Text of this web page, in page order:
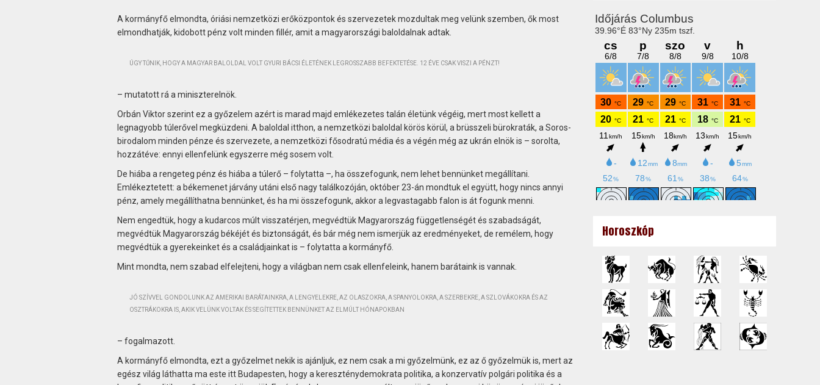
A kormányfő elmondta, óriási nemzetközi erőközpontok és szervezetek mozdultak meg velünk szemben, ők most
elmondhatják, kidobott pénz volt minden fillér, amit a magyarországi baloldalnak adtak.
ÚGY TŰNIK, HOGY A MAGYAR BALOLDAL VOLT GYURI BÁCSI ÉLETÉNEK LEGROSSZABB BEFEKTETÉSE. 12 ÉVE CSAK VISZI A PÉNZT!
– mutatott rá a miniszterelnök.
Orbán Viktor szerint ez a győzelem azért is marad majd emlékezetes talán életünk végéig, mert most kellett a
legnagyobb túlerővel megküzdeni. A baloldal itthon, a nemzetközi baloldal körös körül, a brüsszeli bürokraták, a Soros-
birodalom minden pénze és szervezete, a nemzetközi fősodratú média és a végén még az ukrán elnök is – sorolta,
hozzátéve: ennyi ellenfelünk egyszerre még sosem volt.
De hiába a rengeteg pénz és hiába a túlerő – folytatta –, ha összefogunk, nem lehet bennünket megállítani.
Emlékeztetett: a békemenet járvány utáni első nagy találkozóján, október 23-án mondtuk el együtt, hogy nincs annyi
pénz, amely megállíthatna bennünket, és ha mi összefogunk, akkor a legvastagabb falon is át fogunk menni.
Nem engedtük, hogy a kudarcos múlt visszatérjen, megvédtük Magyarország függetlenségét és szabadságát,
megvédtük Magyarország békéjét és biztonságát, és bár még nem ismerjük az eredményeket, de remélem, hogy
megvédtük a gyerekeinket és a családjainkat is – folytatta a kormányfő.
Mint mondta, nem szabad elfelejteni, hogy a világban nem csak ellenfeleink, hanem barátaink is vannak.
JÓ SZÍVVEL GONDOLUNK AZ AMERIKAI BARÁTAINKRA, A LENGYELEKRE, AZ OLASZOKRA, A SPANYOLOKRA, A SZERBEKRE, A SZLOVÁKOKRA ÉS AZ
OSZTRÁKOKRA IS, AKIK VELÜNK VOLTAK ÉS SEGÍTETTEK BENNÜNKET AZ ELMÚLT HÓNAPOKBAN
– fogalmazott.
A kormányfő elmondta, ezt a győzelmet nekik is ajánljuk, ez nem csak a mi győzelmünk, ez az ő győzelmük is, mert az
egész világ láthatta ma este itt Budapesten, hogy a kereszténydemokrata politika, a konzervatív polgári politika és a
Horoszkóp